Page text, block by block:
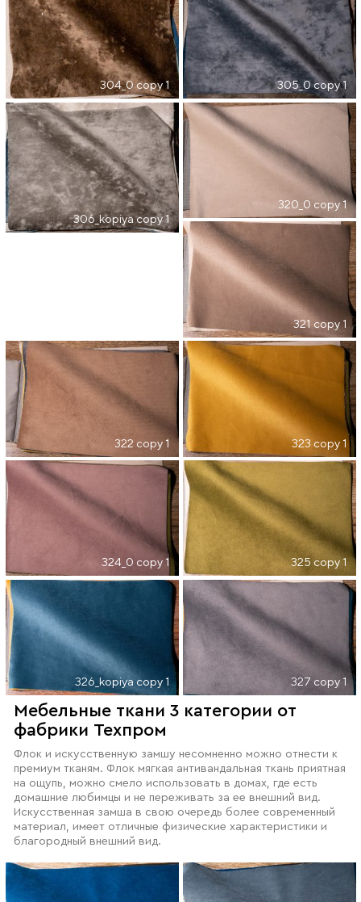
304_0 copy 1 305_0 copy 1
306_kopiya copy 1
320_0 copy 1
321 copy 1
322 copy 1 323 copy 1
324_0 copy 1 325 copy 1
326_kopiya copy 1 327 copy 1
Мебельные ткани 3 категории от
фабрики Техпром
Флок и искусственную замшу несомненно можно отнести к
премиум тканям. Флок мягкая антивандальная ткань приятная
на ощупь, можно смело использовать в домах, где есть
домашние любимцы и не переживать за ее внешний вид.
Искусственная замша в свою очередь более современный
материал, имеет отличные физические характеристики и
благородный внешний вид.